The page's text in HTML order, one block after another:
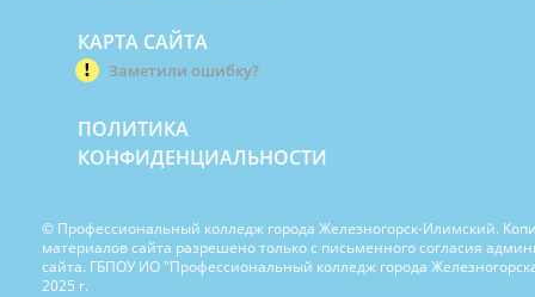
КАРТА САЙТА
Заметили ошибку?
ПОЛИТИКА
КОНФИДЕНЦИАЛЬНОСТИ
© Профессиональный колледж города Железногорск-Илимский.
материалов сайта разрешено только с письменного согласия
сайта. ГБПОУ ИО "Профессиональный колледж города
2025 г.